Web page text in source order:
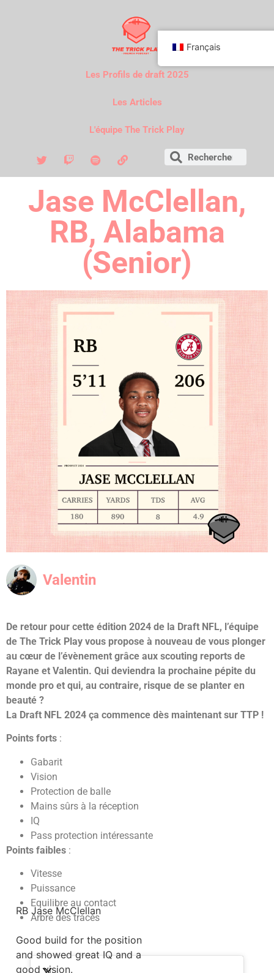
Les Profils de draft 2025
Les Articles
L'équipe The Trick Play
Jase McClellan,
RB, Alabama
(Senior)
Valentin
De retour pour cette édition 2024 de la Draft NFL, l’équipe
de The Trick Play vous propose à nouveau de vous plonger
au cœur de l’évènement grâce aux scouting reports de
Rayane et Valentin. Qui deviendra la prochaine pépite du
monde pro et qui, au contraire, risque de se planter en
beauté ?
La Draft NFL 2024 ça commence dès maintenant sur TTP !
Points forts :
Gabarit
Vision
Protection de balle
Mains sûrs à la réception
IQ
Pass protection intéressante
Points faibles :
Vitesse
Puissance
Equilibre au contact
Arbre des tracés
RB Jase McClellan
Good build for the position
and showed great IQ and a
good vision.
Français